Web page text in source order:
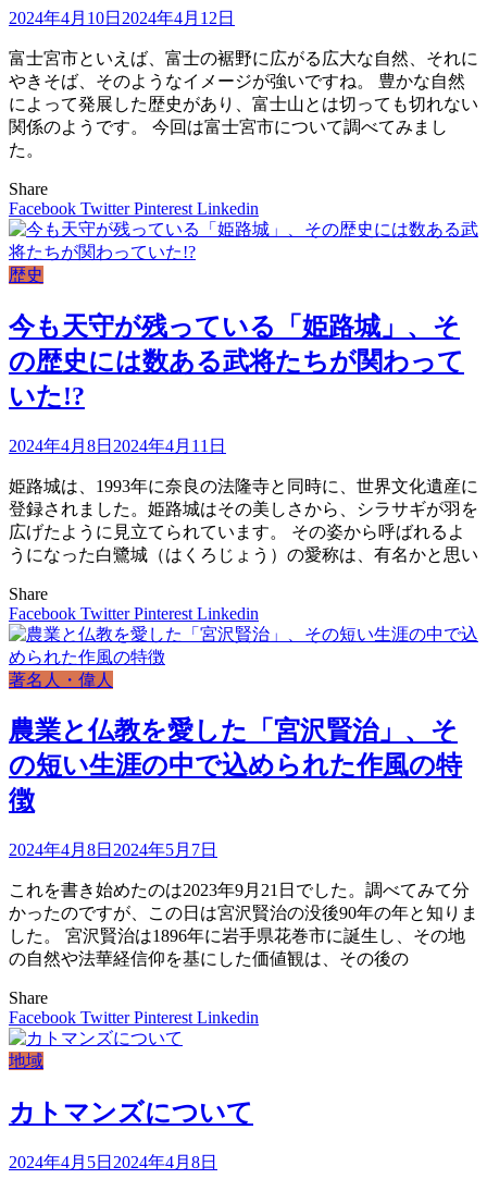
2024年4月10日 2024年4月12日
富士宮市といえば、富士の裾野に広がる広大な自然、それに
やきそば、そのようなイメージが強いですね。 豊かな自然
によって発展した歴史があり、富士山とは切っても切れない
関係のようです。 今回は富士宮市について調べてみまし
た。
Share
Facebook TwitterPinterest Linkedin
歴史
今も天守が残っている「姫路城」、そ
の歴史には数ある武将たちが関わって
いた!?
2024年4月8日 2024年4月11日
姫路城は、1993年に奈良の法隆寺と同時に、世界文化遺産に
登録されました。姫路城はその美しさから、シラサギが羽を
広げたように見立てられています。 その姿から呼ばれるよ
うになった白鷺城（はくろじょう）の愛称は、有名かと思い
Share
Facebook TwitterPinterest Linkedin
著名人・偉人
農業と仏教を愛した「宮沢賢治」、そ
の短い生涯の中で込められた作風の特
徴
2024年4月8日 2024年5月7日
これを書き始めたのは2023年9月21日でした。調べてみて分
かったのですが、この日は宮沢賢治の没後90年の年と知りま
した。 宮沢賢治は1896年に岩手県花巻市に誕生し、その地
の自然や法華経信仰を基にした価値観は、その後の
Share
Facebook TwitterPinterest Linkedin
地域
カトマンズについて
2024年4月5日 2024年4月8日